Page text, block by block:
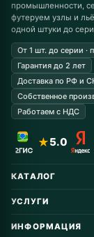
промышленности,
футеруем узлы и
одной штуки до
От 1 шт. до серии ·
Гарантия до 2 лет
Доставка по РФ и
Собственное
Работаем с НДС
★5.0
КАТАЛОГ
Автомобильные
Дорожная техника
УСЛУГИ
Восстановление
ИНФОРМАЦИЯ